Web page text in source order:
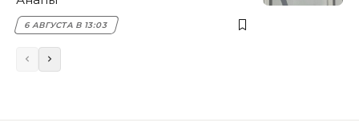
6 АВГУСТА В 13:03